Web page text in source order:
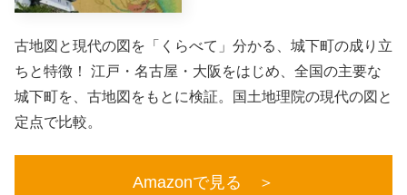
古地図と現代の図を「くらべて」分かる、城下町の成り立
ちと特徴！ 江戸・名古屋・大阪をはじめ、全国の主要な
城下町を、古地図をもとに検証。国土地理院の現代の図と
定点で比較。
Amazonで見る ＞